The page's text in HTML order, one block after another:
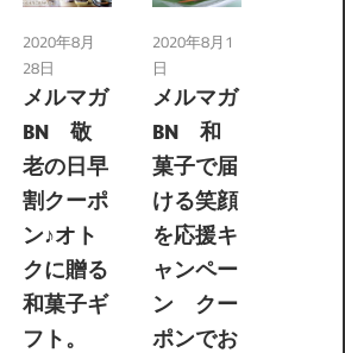
2020年8月
28日
メルマガ
BN 敬
老の日早
割クーポ
ン♪オト
クに贈る
和菓子ギ
フト。
2020年8月1
日
メルマガ
BN 和
菓子で届
ける笑顔
を応援キ
ャンペー
ン クー
ポンでお